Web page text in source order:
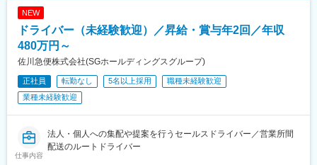
中条駅、宮内駅(新潟県)、魚沼丘陵駅、茨目駅、伊那北駅、広丘
駅、岩村田駅、村山駅(長野県)、信濃常盤駅、田中駅、切石駅、常
永駅、春日居町駅、東桂駅、動橋駅、三ツ屋駅、笠師保駅、松任
駅、丸岡駅、敦賀駅、清明駅、黒部駅、小杉駅、越中舟橋駅、沢
良宜駅、ＪＲ総持寺駅、豊川駅(大阪府)、羽倉崎駅、松ノ浜駅、藤
井寺駅、喜志駅、長尾駅(大阪府)、箕面萱野駅、光明池駅、武庫川
団地前駅、白浜の宮駅、中山寺駅、豊岡駅(兵庫県)、紀伊山田駅、
県)、長柄駅、大山崎駅、馬堀駅、峰山駅、篠原駅(滋賀県)、多賀
大社前駅、三雲駅、栗東駅、おごと温泉駅、長浜駅、箕浦駅、讃
NEW
ドライバー（未経験歓迎）／昇給・賞与年2回／年収
480万円～
佐川急便株式会社(SGホールディングスグループ)
正社員 転勤なし 5名以上採用
職種未経験歓迎
業種未経験歓迎
仕事内容
法人・個人への集配や提案を行うセールスドライバー／営業所間
配送のルートドライバー